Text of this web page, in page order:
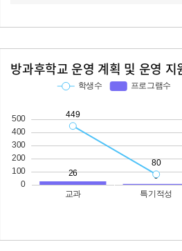
방과후학교 운영 계획 및 운영 지